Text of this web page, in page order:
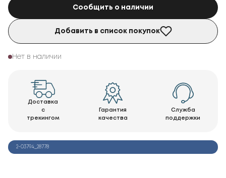
Сообщить о наличии
Добавить в список покупок
Нет в наличии
Доставка
с
трекингом
Гарантия
качества
Служба
поддержки
2-03794_28778